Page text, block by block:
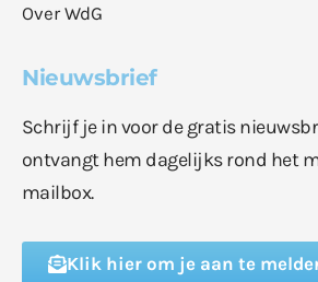
Over WdG
Nieuwsbrief
Schrijf je in voor de gratis
ontvangt hem dagelijks rond het
mailbox.
Klik hier om je aan te